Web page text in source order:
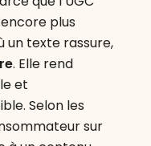
plus
un texte rassure,
. Elle rend
et
Selon les
sur